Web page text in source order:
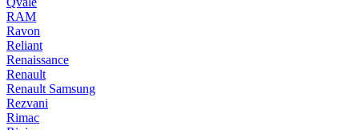
RAM
Ravon
Reliant
Renaissance
Renault
Renault Samsung
Rezvani
Rimac